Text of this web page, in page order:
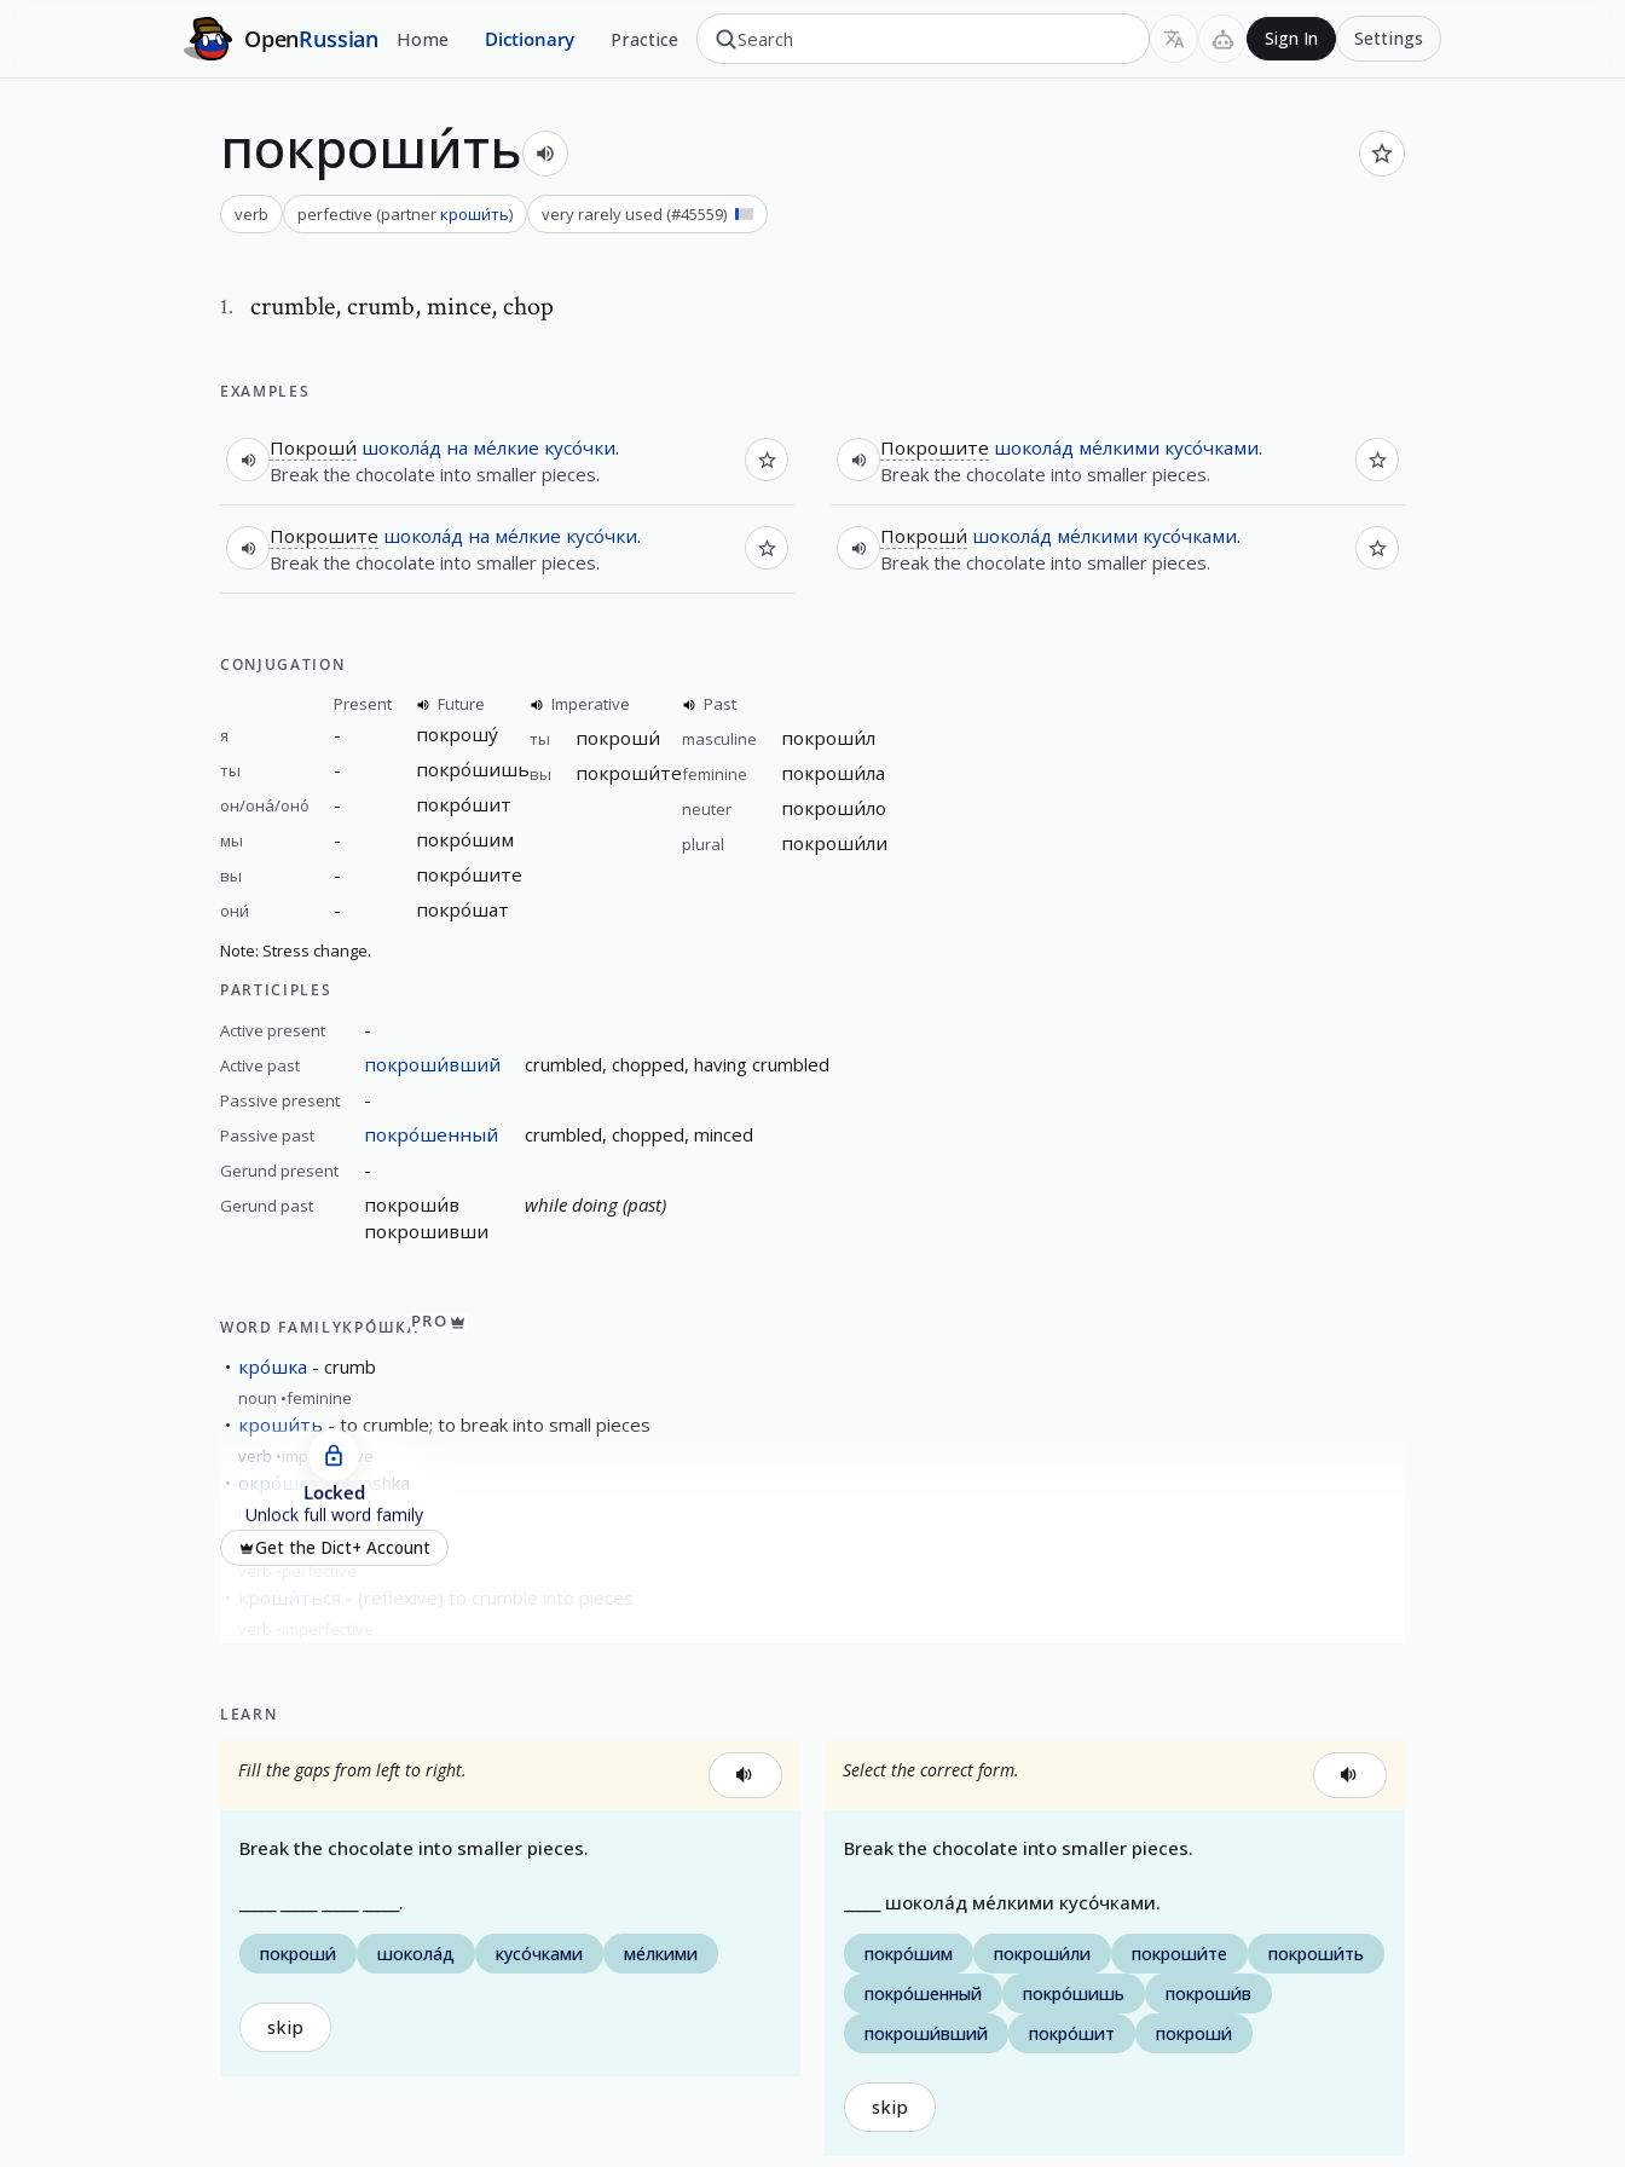
OpenRussian Home Dictionary Practice Sign In Settings
покроши́ть
verb perfective (partnerкроши́ть) very rarely used (#45559)
1. crumble,crumb, mince, chop
EXAMPLES
Покроши́ шокола́д на ме́лкие кусо́чки.
Break the chocolate into smaller pieces.
Покрошите шокола́д на ме́лкие кусо́чки.
Break the chocolate into smaller pieces.
Покрошите шокола́д ме́лкими кусо́чками.
Break the chocolate into smaller pieces.
Покроши́ шокола́д ме́лкими кусо́чками.
Break the chocolate into smaller pieces.
CONJUGATION
Present
Future
я
- покрошу́
ты - покро́шишь
он/она́/оно́ - покро́шит
мы - покро́шим
вы - покро́шите
они́ - покро́шат
Note: Stress change.
Imperative
ты
покроши́
вы покроши́те
Past
masculine
покроши́л
feminine покроши́ла
neuter покроши́ло
plural покроши́ли
PARTICIPLES
Active present -
Active past покроши́вший crumbled, chopped, having crumbled
Passive present -
Passive past покро́шенный crumbled, chopped, minced
Gerund present -
Gerund past
покроши́в
покрошивши
while doing (past)
WORD FAMILYКРО́ШКАPRO
кро́шка crumb
noun feminine
кроши́ть to crumble; to break into small pieces
verb imperfective
окро́шка okroshka
noun feminine
искроши́ть crumble
verb perfective
кроши́ться
Locked
Unlock full word family
Get the Dict+ Account
LEARN
Fill the gaps from left to right.
Break the chocolate into smaller pieces.
_____ _____ _____ _____.
покроши́ шокола́д кусо́чками ме́лкими
skip
Select the correct form.
Break the chocolate into smaller pieces.
_____ шокола́д ме́лкими кусо́чками.
покро́шим покроши́ли покроши́те
покроши́ть
покро́шенный
покро́шишь
покроши́в
покроши́вший
покро́шит покроши́
skip